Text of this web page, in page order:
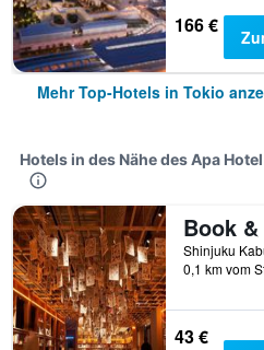
166 €
Mehr Top-Hotels in Tokio
Hotels in des Nähe des Apa
0,1 km vom
43 €